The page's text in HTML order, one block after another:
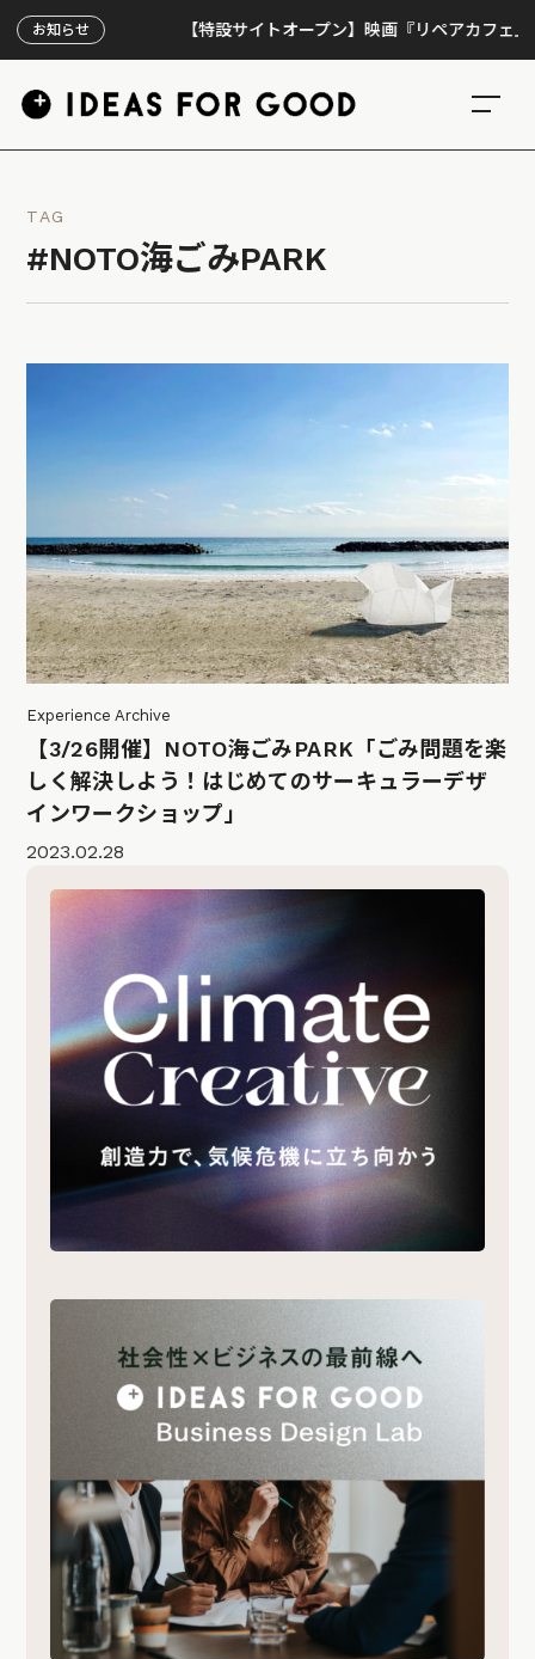
お知らせ 【特設サイトオープン】映画『リペアカフェ』、
TAG
#NOTO海ごみPARK
Experience Archive
【3/26開催】NOTO海ごみPARK「ごみ問題を楽
しく解決しよう！はじめてのサーキュラーデザ
インワークショップ」
2023.02.28